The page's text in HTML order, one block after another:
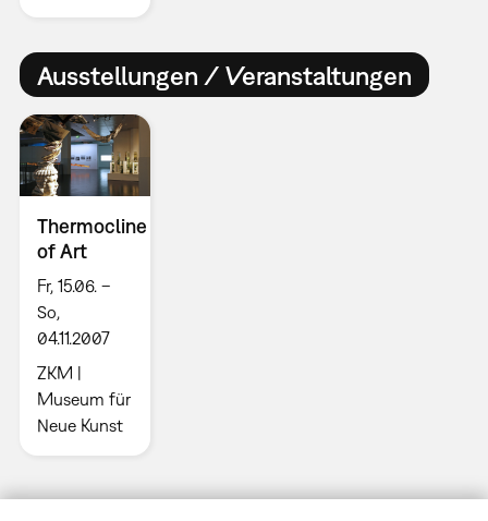
Ausstellungen / Veranstaltungen
Thermocline
of Art
Fr, 15.06. –
So,
04.11.2007
ZKM |
Museum für
Neue Kunst